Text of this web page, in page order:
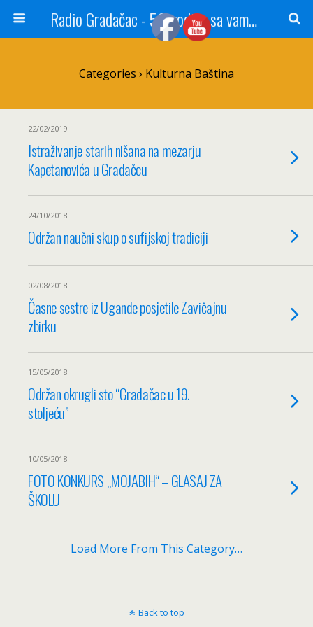
Radio Gradačac - 56 godina sa vama...
Categories › Kulturna Baština
22/02/2019
Istraživanje starih nišana na mezarju
Kapetanovića u Gradačcu
24/10/2018
Održan naučni skup o sufijskoj tradiciji
02/08/2018
Časne sestre iz Ugande posjetile Zavičajnu
zbirku
15/05/2018
Održan okrugli sto “Gradačac u 19.
stoljeću”
10/05/2018
FOTO KONKURS „MOJABIH“ – GLASAJ ZA
ŠKOLU
Load More From This Category…
Back to top